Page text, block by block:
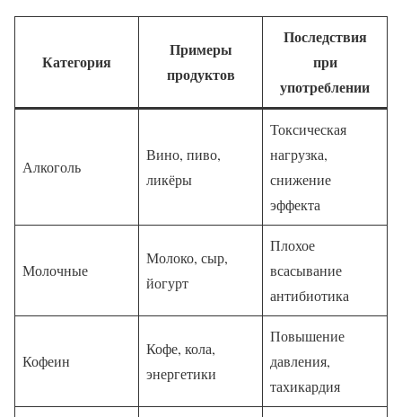
Категория
Примеры
продуктов
Последствия
при
употреблении
Алкоголь
Вино, пиво,
ликёры
Токсическая
нагрузка,
снижение
эффекта
Молочные
Молоко, сыр,
йогурт
Плохое
всасывание
антибиотика
Кофеин
Кофе, кола,
энергетики
Повышение
давления,
тахикардия